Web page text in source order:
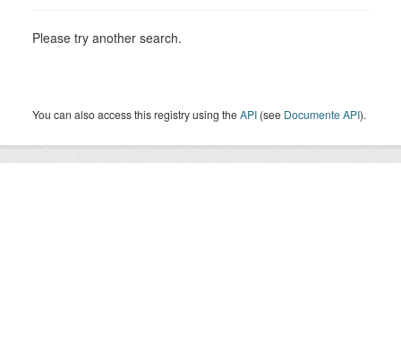
Please try another search.
You can also access this registry using theAPI (see Documente API).